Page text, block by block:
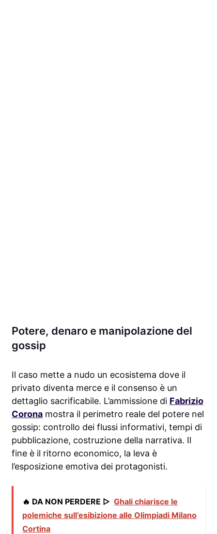
Potere, denaro e manipolazione del
gossip
Il caso mette a nudo un ecosistema dove il
privato diventa merce e il consenso è un
dettaglio sacrificabile. L’ammissione di Fabrizio
Corona mostra il perimetro reale del potere nel
gossip: controllo dei flussi informativi, tempi di
pubblicazione, costruzione della narrativa. Il
fine è il ritorno economico, la leva è
l’esposizione emotiva dei protagonisti.
🔥 DA NON PERDERE ▷ Ghali chiarisce le
polemiche sull’esibizione alle Olimpiadi Milano
Cortina